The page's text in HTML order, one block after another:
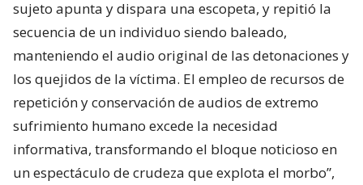
sujeto apunta y dispara una escopeta, y repitió la
secuencia de un individuo siendo baleado,
manteniendo el audio original de las detonaciones y
los quejidos de la víctima. El empleo de recursos de
repetición y conservación de audios de extremo
sufrimiento humano excede la necesidad
informativa, transformando el bloque noticioso en
un espectáculo de crudeza que explota el morbo”,